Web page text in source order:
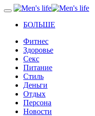
БОЛЬШЕ
Фитнес
Здоровье
Секс
Питание
Стиль
Деньги
Отдых
Персона
Новости